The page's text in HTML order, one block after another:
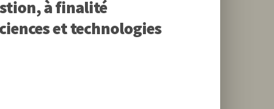
à finalité
et technologies